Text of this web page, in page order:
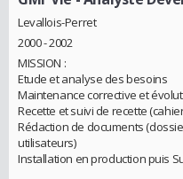
Levallois-Perret
2000 - 2002
MISSION :
Etude et analyse des besoins
Maintenance corrective et
Recette et suivi de recette
Rédaction de documents
utilisateurs)
Installation en production puis